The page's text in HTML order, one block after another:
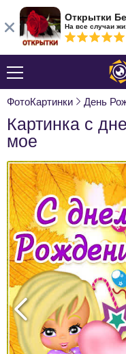
ФотоКартинки День
Картинка с
мое
Открытки
На все случаи